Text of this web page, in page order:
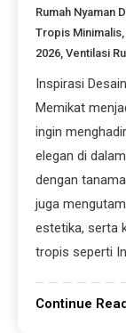
Rumah Nyaman
Tropis Minimalis
2026,Ventilasi
Inspirasi
Memikat
ingin
elegan di
dengan
juga
estetika, serta
tropis seperti
Continue